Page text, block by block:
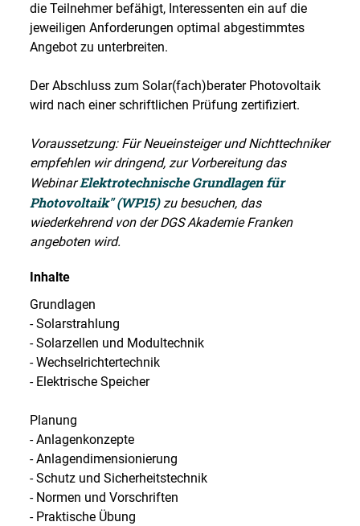
die Teilnehmer befähigt, Interessenten ein auf die
jeweiligen Anforderungen optimal abgestimmtes
Angebot zu unterbreiten.
Der Abschluss zum Solar(fach)berater Photovoltaik
wird nach einer schriftlichen Prüfung zertifiziert.
Voraussetzung: Für Neueinsteiger und Nichttechniker
empfehlen wir dringend, zur Vorbereitung das
WebinarElektrotechnische Grundlagen für
Photovoltaik" (WP15)zu besuchen, das
wiederkehrend von der DGS Akademie Franken
angeboten wird.
Inhalte
Grundlagen
- Solarstrahlung
- Solarzellen und Modultechnik
- Wechselrichtertechnik
- Elektrische Speicher
Planung
- Anlagenkonzepte
- Anlagendimensionierung
- Schutz und Sicherheitstechnik
- Normen und Vorschriften
- Praktische Übung